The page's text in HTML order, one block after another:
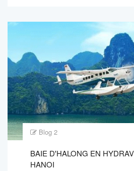
Blog 2
BAIE D'HALONG EN
HANOI